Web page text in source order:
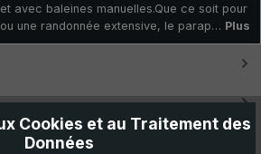
avec baleines manuelles.Que ce soit pour
une randonnée extensive, le parap… Plus
Cookies et au Traitement des
Données